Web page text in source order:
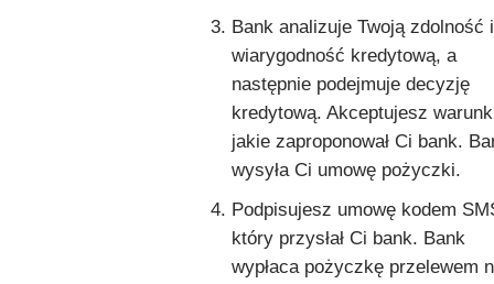
Bank analizuje Twoją zdolność i
wiarygodność kredytową, a
następnie podejmuje decyzję
kredytową. Akceptujesz
jakie zaproponował Ci bank.
wysyła Ci umowę pożyczki.
Podpisujesz umowę kodem
który przysłał Ci bank. Bank
wypłaca pożyczkę przelewem